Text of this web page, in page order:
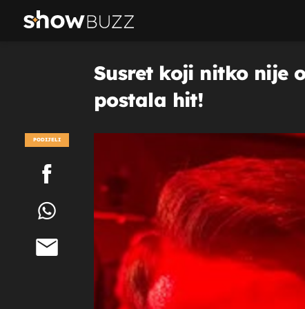
Susret koji nitko nije
postala hit!
PODIJELI